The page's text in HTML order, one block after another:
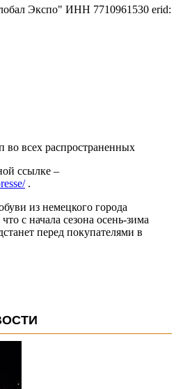
Экспо" ИНН 7710961530 erid:
во всех распространенных
ссылке –
.
из немецкого города
с начала сезона осень-зима
перед покупателями в